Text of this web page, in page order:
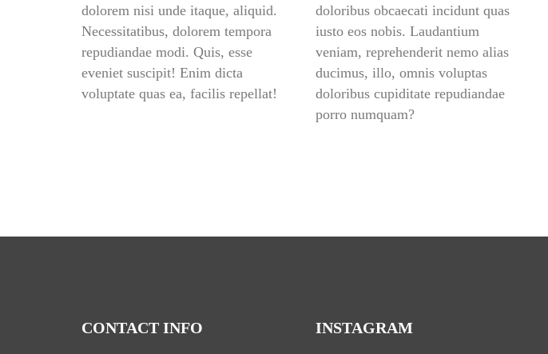
dolorem nisi unde itaque, aliquid.
Necessitatibus, dolorem tempora
repudiandae modi. Quis, esse
eveniet suscipit! Enim dicta
voluptate quas ea, facilis repellat!
doloribus obcaecati incidunt quas
iusto eos nobis. Laudantium
veniam, reprehenderit nemo alias
ducimus, illo, omnis voluptas
doloribus cupiditate repudiandae
porro numquam?
CONTACT INFO INSTAGRAM